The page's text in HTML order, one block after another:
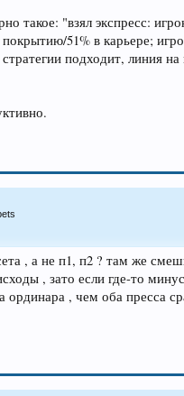
такое: "взял экспресс:
51% в карьере;
подходит, линия на
, а не п1, п2 ? там же
, зато если где-то
ординара , чем оба пресса